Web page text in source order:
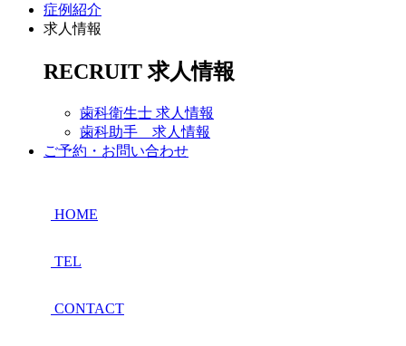
症例紹介
求人情報
RECRUIT 求人情報
歯科衛生士 求人情報
歯科助手 求人情報
ご予約・お問い合わせ
HOME
TEL
CONTACT